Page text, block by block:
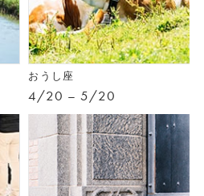
おうし座
4/20 – 5/20